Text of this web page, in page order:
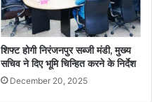
शिफ्ट होगी निरंजनपुर सब्जी मंडी, मुख्य
सचिव ने दिए भूमि चिन्हित करने के निर्देश
December 20, 2025